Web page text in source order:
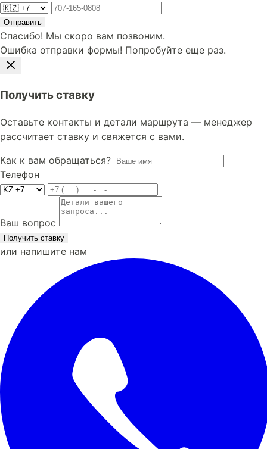
Отправить
Спасибо! Мы скоро вам позвоним.
Ошибка отправки формы! Попробуйте еще раз.
Получить ставку
Оставьте контакты и детали маршрута — менеджер
рассчитает ставку и свяжется с вами.
Как к вам обращаться?
Телефон
Ваш вопрос
Получить ставку
или напишите нам